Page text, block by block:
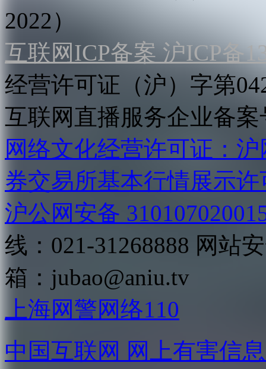
2022）
互联网ICP备案 沪ICP备
经营许可证（沪）字第
互联网直播服务企业备案
网络文化经营许可证：
券交易所基本行情展示许
沪公网安备
线：021-31268888 网站
箱： jubao@aniu.tv
上海网警网络110
中国互联网 网上有害信